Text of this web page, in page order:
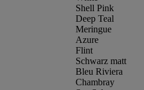
Shell Pink
Deep Teal
Meringue
Azure
Flint
Schwarz matt
Bleu Riviera
Chambray